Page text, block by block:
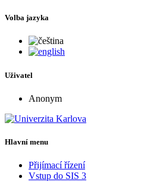
Volba jazyka
Uživatel
Anonym
Hlavní menu
Přijímací řízení
Vstup do SIS 3